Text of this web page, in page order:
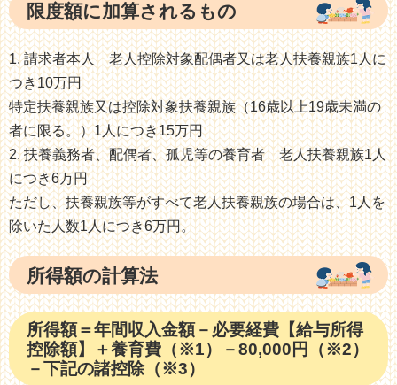
限度額に加算されるもの
請求者本人 老人控除対象配偶者又は老人扶養親族1人に
つき10万円
特定扶養親族又は控除対象扶養親族（16歳以上19歳未満の
者に限る。）1人につき15万円
扶養義務者、配偶者、孤児等の養育者 老人扶養親族1人
につき6万円
ただし、扶養親族等がすべて老人扶養親族の場合は、1人を
除いた人数1人につき6万円。
所得額の計算法
所得額＝年間収入金額－必要経費【給与所得
控除額】＋養育費（※1）－80,000円（※2）
－下記の諸控除（※3）